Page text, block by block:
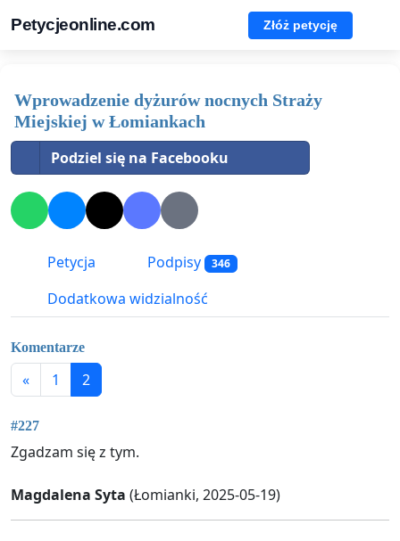
Petycjeonline.com Złóż petycję
Wprowadzenie dyżurów nocnych Straży
Miejskiej w Łomiankach
Podziel się na Facebooku
Petycja Podpisy 346
Dodatkowa widzialność
Komentarze
« 1 2
#227
Zgadzam się z tym.
Magdalena Syta (Łomianki, 2025-05-19)